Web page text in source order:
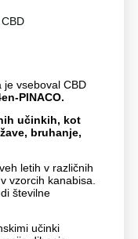
CBD
je vseboval CBD
PINACO.
učinkih, kot
bruhanje,
letih v različnih
vzorcih kanabisa.
številne
učinki